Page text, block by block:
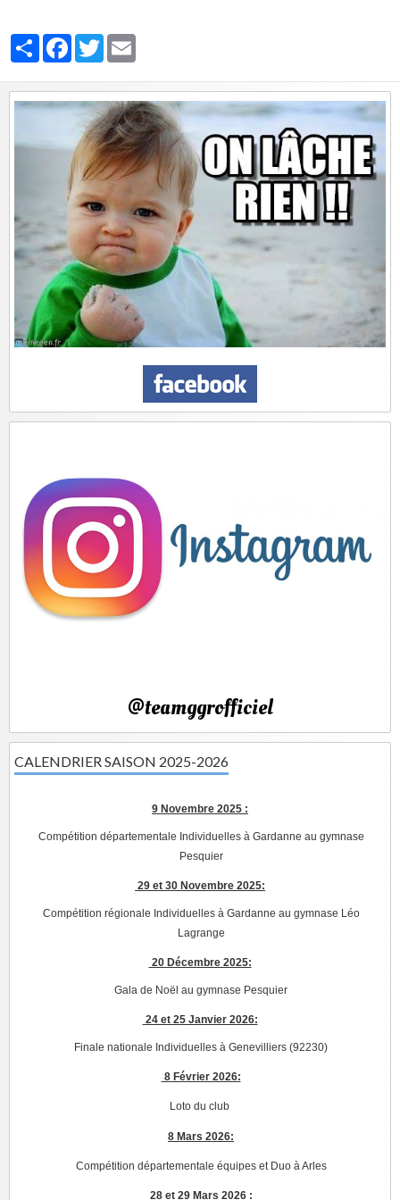
PartagerFacebook
Twitter
@teamggrofficiel
CALENDRIER SAISON 2025-2026
9 Novembre 2025 :
Compétition départementale Individuelles à Gardanne au gymnase
Pesquier
29 et 30 Novembre 2025:
Compétition régionale Individuelles à Gardanne au gymnase Léo
Lagrange
20 Décembre 2025:
Gala de Noël au gymnase Pesquier
24 et 25 Janvier 2026:
Finale nationale Individuelles à Genevilliers (92230)
8 Février 2026:
Loto du club
8 Mars 2026:
Compétition départementale équipes et Duo à Arles
28 et 29 Mars 2026 :